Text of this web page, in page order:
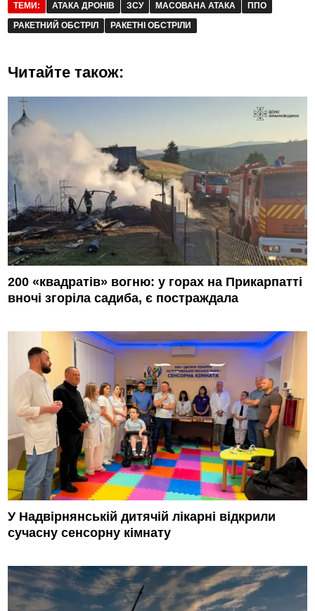
ТЕМИ: АТАКА ДРОНІВ ЗСУ МАСОВАНА АТАКА
ППО
РАКЕТНИЙ ОБСТРІЛ
РАКЕТНІ ОБСТРІЛИ
Читайте також:
200 «квадратів» вогню: у горах на Прикарпатті
вночі згоріла садиба, є постраждала
У Надвірнянській дитячій лікарні відкрили
сучасну сенсорну кімнату